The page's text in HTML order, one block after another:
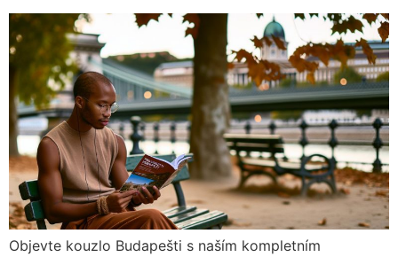
Objevte kouzlo Budapešti s naším kompletním